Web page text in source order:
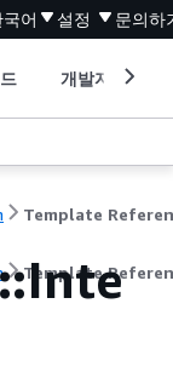
국어 설정 문의하
개발자 도구
Template
Template